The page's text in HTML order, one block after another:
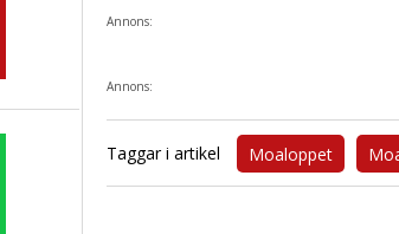
Annons:
Annons:
Taggar i artikel Moaloppet